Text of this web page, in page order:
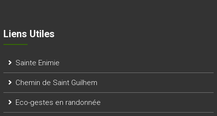
Liens Utiles
Sainte Enimie
Chemin de Saint Guilhem
Eco-gestes en randonnée